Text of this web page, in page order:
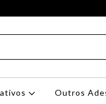
Outros